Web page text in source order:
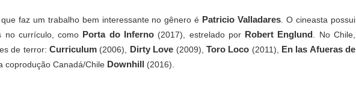
faz um trabalho bem interessante no gênero é Patricio Valladares . O cineasta possui
no currículo, como Porta do Inferno (2017), estrelado por Robert Englund . No Chile,
de terror:Curriculum (2006), Dirty Love (2009), Toro Loco (2011), En las Afueras de
coprodução Canadá/Chile Downhill (2016).